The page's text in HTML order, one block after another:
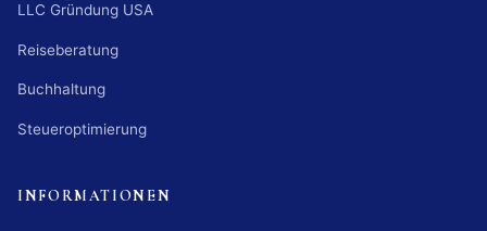
LLC Gründung USA
Reiseberatung
Buchhaltung
Steueroptimierung
INFORMATIONEN